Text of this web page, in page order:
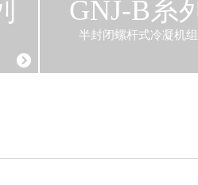
GNJ-B系
半封闭螺杆式冷凝机组